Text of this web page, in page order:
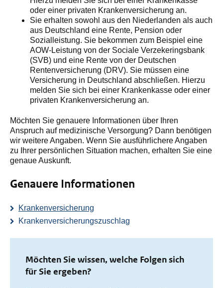
oder einer privaten Krankenversicherung an.
Sie erhalten sowohl aus den Niederlanden als auch
aus Deutschland eine Rente, Pension oder
Sozialleistung. Sie bekommen zum Beispiel eine
AOW-Leistung von der Sociale Verzekeringsbank
(SVB) und eine Rente von der Deutschen
Rentenversicherung (DRV). Sie müssen eine
Versicherung in Deutschland abschließen. Hierzu
melden Sie sich bei einer Krankenkasse oder einer
privaten Krankenversicherung an.
Möchten Sie genauere Informationen über Ihren
Anspruch auf medizinische Versorgung? Dann benötigen
wir weitere Angaben. Wenn Sie ausführlichere Angaben
zu Ihrer persönlichen Situation machen, erhalten Sie eine
genaue Auskunft.
Genauere Informationen
Krankenversicherung
Krankenversicherungszuschlag
Möchten Sie wissen, welche Folgen sich
für Sie ergeben?